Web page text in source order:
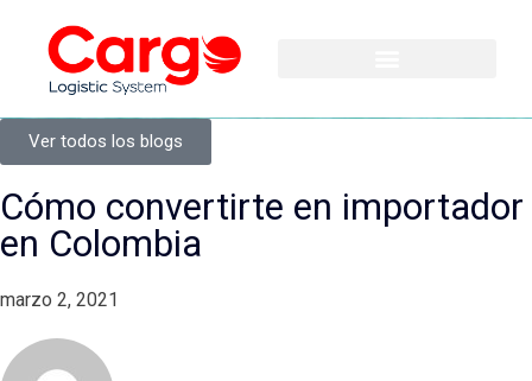
Ver todos los blogs
Cómo convertirte en importador
en Colombia
marzo 2, 2021